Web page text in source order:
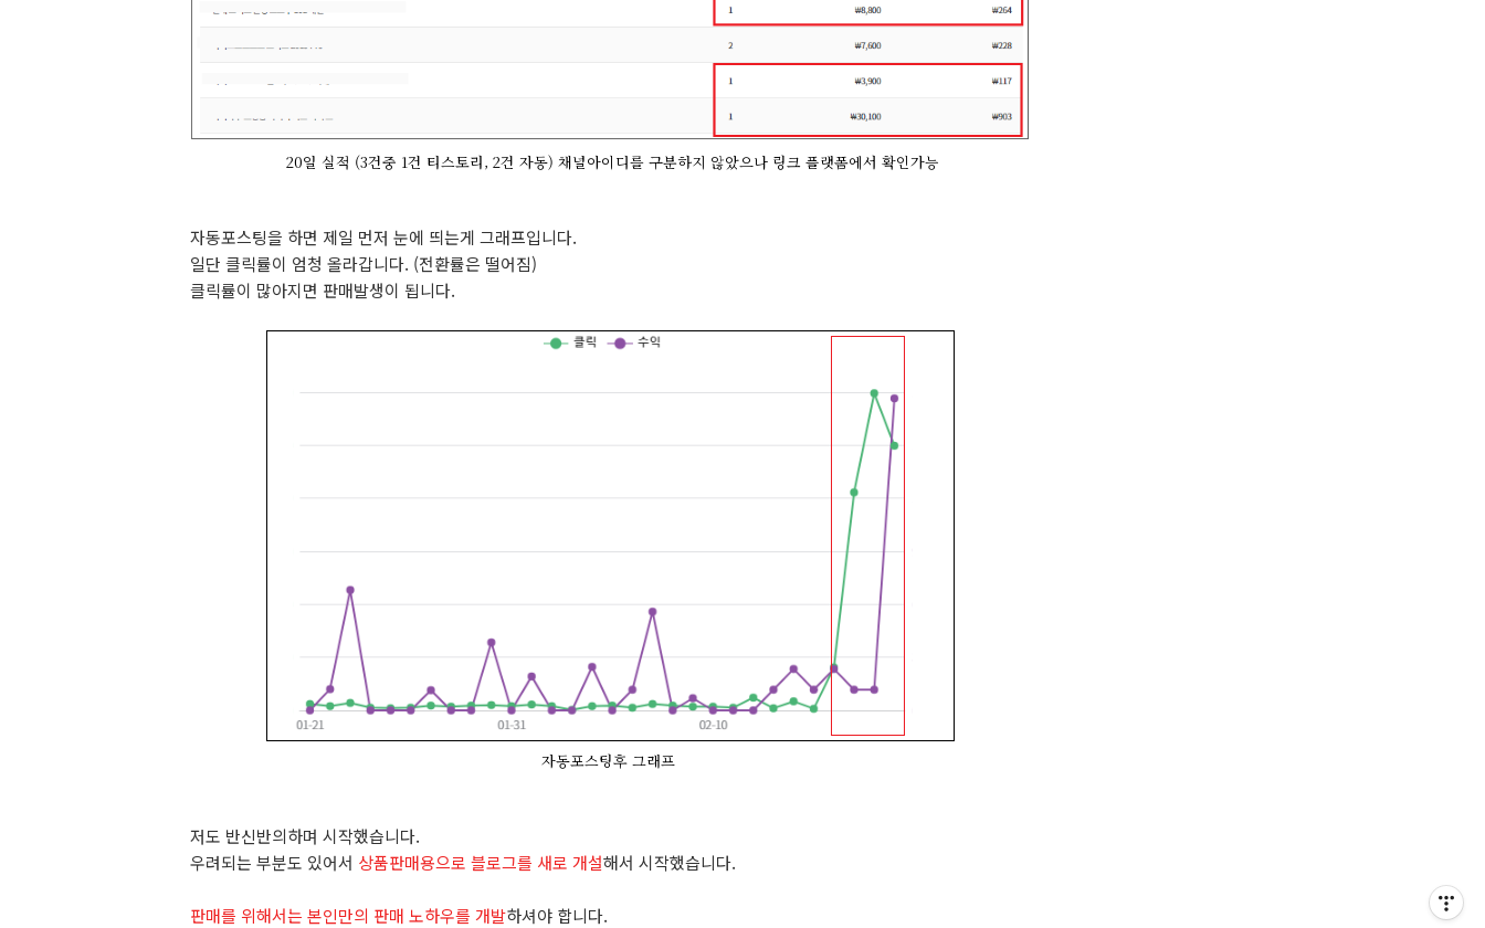
20일 실적 (3건중 1건 티스토리, 2건 자동) 채널아이디를 구분하지 않았으나 링크 플랫폼에서 확인가능
자동포스팅을 하면 제일 먼저 눈에 띄는게 그래프입니다.
일단 클릭률이 엄청 올라갑니다. (전환률은 떨어짐)
클릭률이 많아지면 판매발생이 됩니다.
자동포스팅후 그래프
저도 반신반의하며 시작했습니다.
우려되는 부분도 있어서 상품판매용으로 블로그를 새로 개설해서 시작했습니다.
판매를 위해서는 본인만의 판매 노하우를 개발하셔야 합니다.